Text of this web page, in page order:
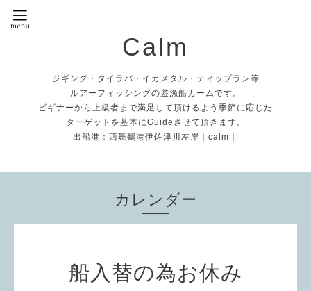
Calm
ジギング・タイラバ・イカメタル・ティップラン等
ルアーフィッシングの遊漁船カームです。
ビギナーから上級者まで満足して頂けるよう季節に応じた
ターゲットを基本にGuideさせて頂きます。
出船港：西舞鶴港伊佐津川左岸｜calm｜
カレンダー
船入替の為お休み